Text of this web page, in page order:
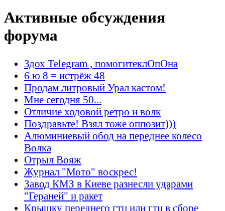
Активные обсуждения
форума
Здох Telegram , помогитеклОпОна
6 ю 8 = истрёж 48
Продам литровый Урал кастом!
Мне сегодня 50...
Отличие ходовой ретро и волк
Поздравьте! Взял тоже оппозит)))
Алюминиевый обод на переднее колесо
Волка
Отрыл Вояж
Журнал "Мото" воскрес!
Завод КМЗ в Киеве разнесли ударами
"Гераней" и ракет
Крышку переднего гтц или гтц в сборе